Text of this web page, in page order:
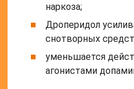
наркоза;
Дроперидол
снотворных
уменьшается
агонистами